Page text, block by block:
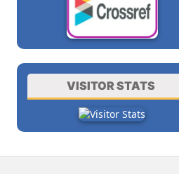
VISITOR STATS